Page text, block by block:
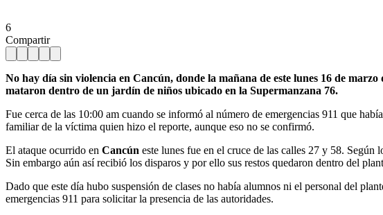
6
Compartir
No hay día sin violencia en Cancún, donde la mañana de este lunes 16 de
mataron dentro de un jardín de niños ubicado en la Supermanzana 76.
Fue cerca de las 10:00 am cuando se informó al número de emergencias 911 que
familiar de la víctima quien hizo el reporte, aunque eso no se confirmó.
El ataque ocurrido en Cancún este lunes fue en el cruce de las calles 27 y 58. Según
Sin embargo aún así recibió los disparos y por ello sus restos quedaron dentro del
Dado que este día hubo suspensión de clases no había alumnos ni el personal del
emergencias 911 para solicitar la presencia de las autoridades.